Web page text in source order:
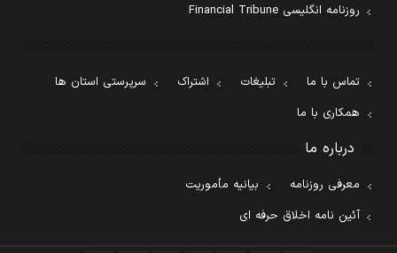
روزنامه انگلیسی Financial Tribune
تماس با ما تبلیغات اشتراک
سرپرستی استان ها
همکاری با ما
درباره ما
معرفی روزنامه
بیانیه مأموریت
آئین نامه اخلاق حرفه ای